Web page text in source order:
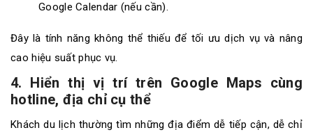
Google Calendar (nếu cần).
Đây là tính năng không thể thiếu để tối ưu dịch vụ và nâng
cao hiệu suất phục vụ.
4. Hiển thị vị trí trên Google Maps cùng
hotline, địa chỉ cụ thể
Khách du lịch thường tìm những địa điểm dễ tiếp cận, dễ chỉ